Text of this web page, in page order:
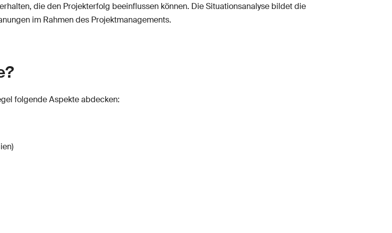
die den Projekterfolg beeinflussen können. Die Situationsanalyse bildet die
im Rahmen des Projektmanagements.
folgende Aspekte abdecken: